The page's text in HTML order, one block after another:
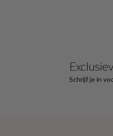
Schrijf je in